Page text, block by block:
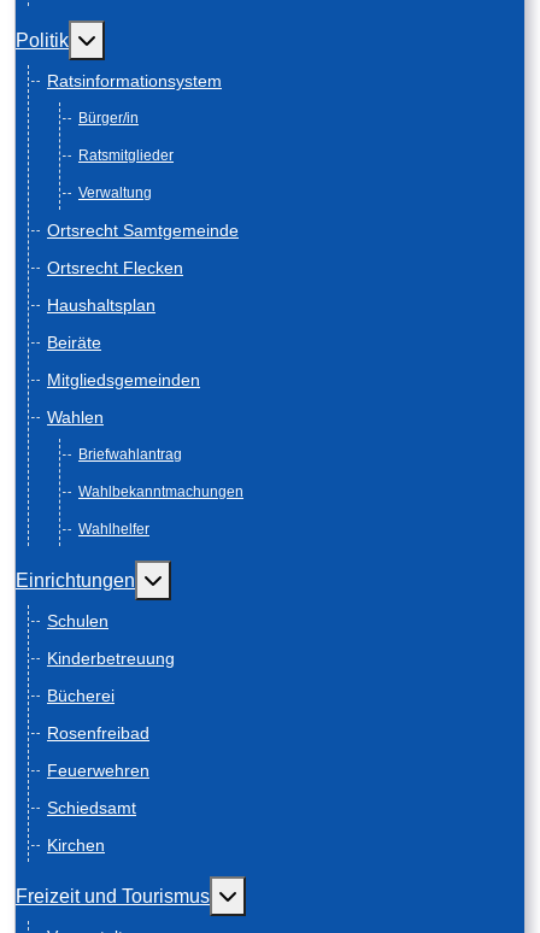
Politik Weitere Informationen: Politik
Ratsinformationsystem
Bürger/in
Ratsmitglieder
Verwaltung
Ortsrecht Samtgemeinde
Ortsrecht Flecken
Haushaltsplan
Beiräte
Mitgliedsgemeinden
Wahlen
Briefwahlantrag
Wahlbekanntmachungen
Wahlhelfer
Einrichtungen Weitere Informationen: Einrichtungen
Schulen
Kinderbetreuung
Bücherei
Rosenfreibad
Feuerwehren
Schiedsamt
Kirchen
Freizeit und Tourismus Weitere Informationen: Freizeit und